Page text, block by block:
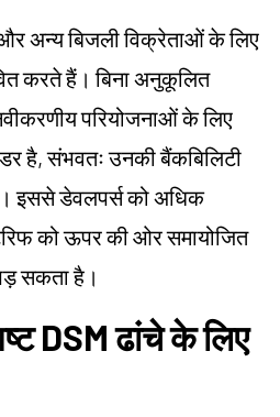
और अन्य बिजली विक्रेताओं के लिए
करते हैं। बिना अनुकूलित
परियोजनाओं के लिए
डर है, संभवतः उनकी बैंकबिलिटी
इससे डेवलपर्स को अधिक
को ऊपर की ओर समायोजित
सकता है।
DSM ढांचे के लिए